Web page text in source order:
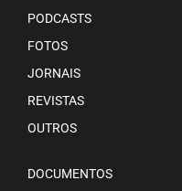
PODCASTS
FOTOS
JORNAIS
REVISTAS
OUTROS
DOCUMENTOS